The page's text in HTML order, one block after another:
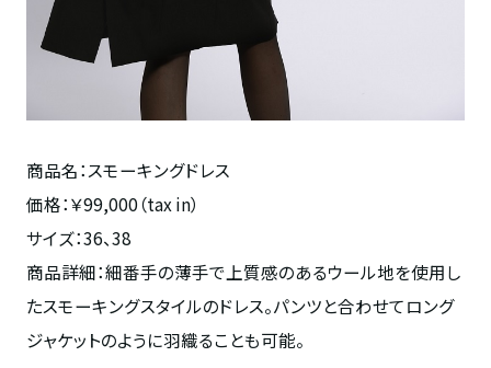
商品名：スモーキングドレス
価格：￥99,000（tax in）
サイズ：36、38
商品詳細：細番手の薄手で上質感のあるウール地を使用し
たスモーキングスタイルのドレス。パンツと合わせてロング
ジャケットのように羽織ることも可能。